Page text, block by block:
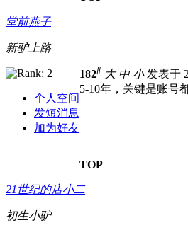
堂前燕子
新驴上路
个人空间
发短消息
加为好友
182# 大 中 小发表于
5-10年，关键是账号
TOP
21世纪的店小二
初生小驴